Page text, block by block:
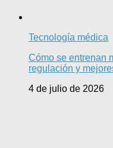
Tecnología médica
Cómo se entrenan
regulación y
4 de julio de 2026